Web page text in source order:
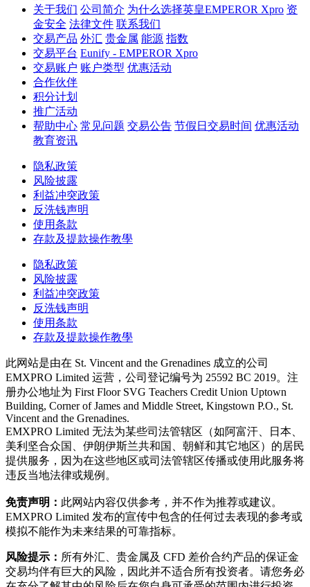
关于我们 公司简介 为什么选择英皇EMPEROR Xpro 资
金安全 法律文件 联系我们
交易产品 外汇 贵金属 能源 指数
交易平台 Eunify - EMPEROR Xpro
交易账户 账户类型 优惠活动
合作伙伴
积分计划
推广活动
帮助中心 常见问题 交易公告 节假日交易时间 优惠活动
教育资讯
隐私政策
风险披露
利益冲突政策
反洗钱声明
使用条款
存款及提款操作教學
隐私政策
风险披露
利益冲突政策
反洗钱声明
使用条款
存款及提款操作教學
此网站是由在 St. Vincent and the Grenadines 成立的公司
EMXPRO Limited 运营，公司登记编号为 25592 BC 2019。注
册办公地址为 First Floor SVG Teachers Credit Union Uptown
Building, Corner of James and Middle Street, Kingstown P.O., St.
Vincent and the Grenadines.
EMXPRO Limited 无法为某些司法管辖区（如阿富汗、日本、
美利坚合众国、伊朗伊斯兰共和国、朝鲜和其它地区）的居民
提供服务，因为在这些地区或司法管辖区传播或使用此服务将
违反当地法律或规例。
免责声明： 此网站内容仅供参考，并不作为推荐或建议。
EMXPRO Limited 发布的宣传中包含的任何过去表现的参考或
模拟不能作为未来结果的可靠指标。
风险提示： 所有外汇、贵金属及 CFD 差价合约产品的保证金
交易均伴有巨大的风险，因此并不适合所有投资者。请您务必